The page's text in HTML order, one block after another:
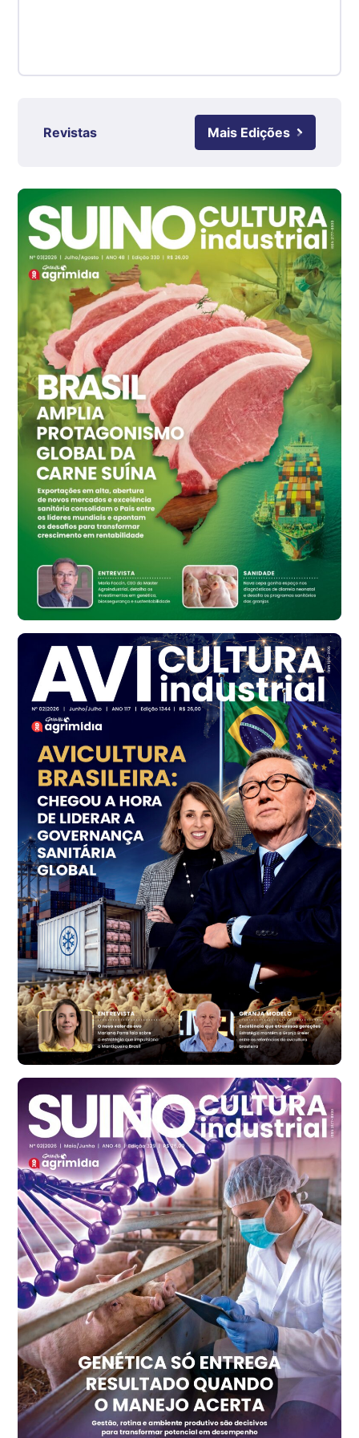
Ovo Branco - Regional
cx
Ovo Branco - Regional
Branco
R$ 145,34
cx
Ovo Vermelho - Regional
Grande São Paulo (SP)
R$ 155,59
cx
Ovo Vermelho - Regional
Vermelho
R$ 159,31
cx
Ovo Branco - Regional
Bastos (SP)
R$ 134,42
cx
Bastos (SP)
R$ 148,56
cx
Frango - Indicador
R$ 7,16
kg
Frango - Indicador
SP
R$ 7,18
kg
Trigo Atacado - Regional
PR
R$ 1.414,46
t
Trigo Atacado - Regional
RS
R$ 1.314,61
t
Ovo Vermelho - Regional
Vermelho
R$ 171,61
cx
Ovo Branco - Regional
Santa Maria do Jetibá (ES)
cx
Ovo Branco - Regional
Recife (PE)
R$ 147,74
cx
Ovo Vermelho - Regional
Recife (PE)
R$ 157,72
cx
Revistas Mais Edições